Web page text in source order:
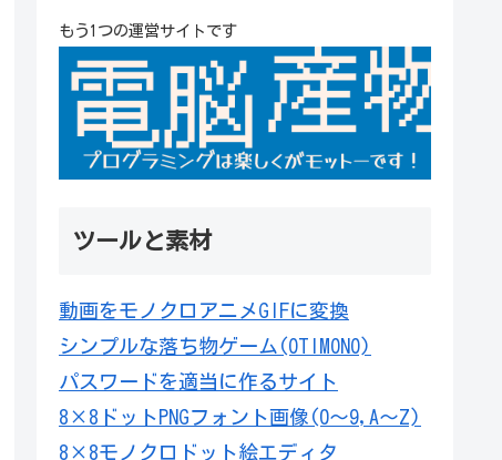
もう1つの運営サイトです
ツールと素材
動画をモノクロアニメGIFに変換
シンプルな落ち物ゲーム(OTIMONO)
パスワードを適当に作るサイト
8×8ドットPNGフォント画像(0～9,A～Z)
8×8モノクロドット絵エディタ